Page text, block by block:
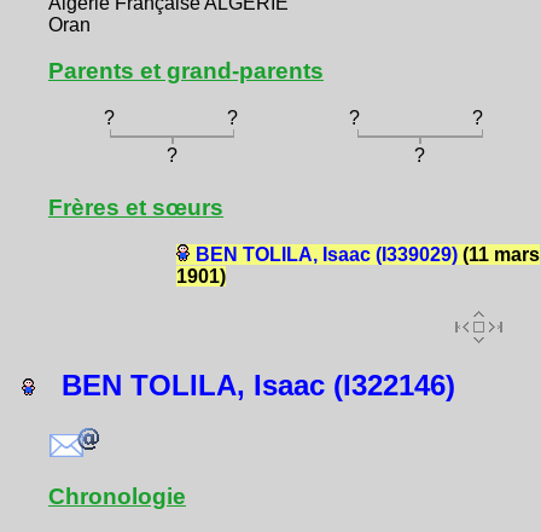
Oran
Parents et grand-parents
? ? ?
?
?
?
Frères et sœurs
BEN TOLILA, Isaac (I339029)(11 mars
1901)
BEN TOLILA, Isaac (I322146)
Chronologie